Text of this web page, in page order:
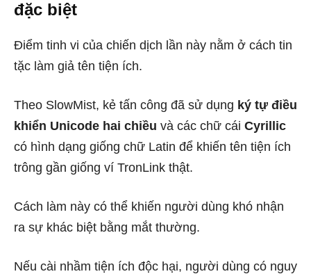
đặc biệt
Điểm tinh vi của chiến dịch lần này nằm ở cách tin
tặc làm giả tên tiện ích.
Theo SlowMist, kẻ tấn công đã sử dụng ký tự điều
khiển Unicode hai chiều và các chữ cái Cyrillic
có hình dạng giống chữ Latin để khiến tên tiện ích
trông gần giống ví TronLink thật.
Cách làm này có thể khiến người dùng khó nhận
ra sự khác biệt bằng mắt thường.
Nếu cài nhầm tiện ích độc hại, người dùng có nguy